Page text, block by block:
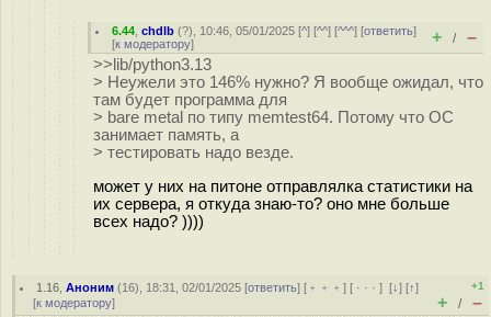
6.44 ,chdlb (?), 10:46, 05/01/2025 [^] [^^] [^^^] [ответить]
[к модератору] + / –
>>lib/python3.13
> Неужели это 146% нужно? Я вообще ожидал, что
там будет программа для
> bare metal по типу memtest64. Потому что ОС
занимает память, а
> тестировать надо везде.
может у них на питоне отправлялка статистики на
их сервера, я откуда знаю-то? оно мне больше
всех надо? ))))
1.16 ,Аноним (16), 18:31, 02/01/2025 [ответить] [ ﹢﹢﹢] [ · · ·][↓] [↑]
[к модератору]
+1
+ / –